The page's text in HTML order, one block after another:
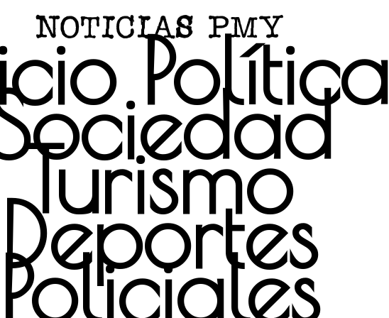
Política
Turismo
Deportes